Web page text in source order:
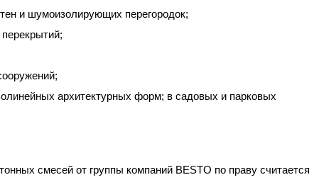
и шумоизолирующих перегородок;
архитектурных форм; в садовых и парковых
смесей от группы компаний BESTO по праву считается